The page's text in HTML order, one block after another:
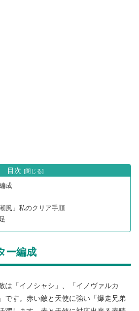
目次
成
風」私のクリア手順
ー編成
は「イノシャシ」、「イノヴァルカ
です。赤い敵と天使に強い「爆走兄弟